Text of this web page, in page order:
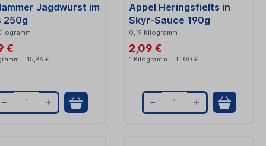
Jagdwurst im
250g
€
= 15,96 €
Q
Appel Heringsfielts in
Skyr-Sauce 190g
0,19 Kilogramm
2,09 €
1 Kilogramm = 11,00 €
Q